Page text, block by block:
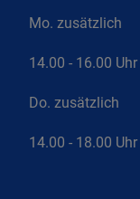
Mo. zusätzlich
14.00 - 16.00 Uhr
Do. zusätzlich
14.00 - 18.00 Uhr